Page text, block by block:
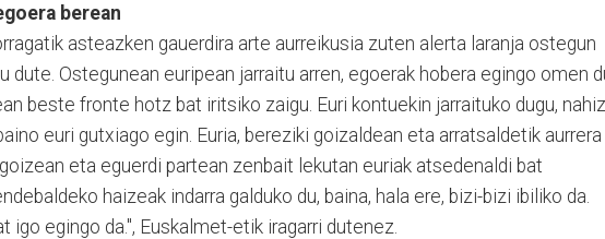
berean
asteazken gauerdira arte aurreikusia zuten alerta laranja ostegun
dute. Ostegunean euripean jarraitu arren, egoerak hobera egingo omen
beste fronte hotz bat iritsiko zaigu. Euri kontuekin jarraituko dugu, nahiz
euri gutxiago egin. Euria, bereziki goizaldean eta arratsaldetik aurrera
eta eguerdi partean zenbait lekutan euriak atsedenaldi bat
haizeak indarra galduko du, baina, hala ere, bizi-bizi ibiliko da.
igo egingo da.", Euskalmet-etik iragarri dutenez.